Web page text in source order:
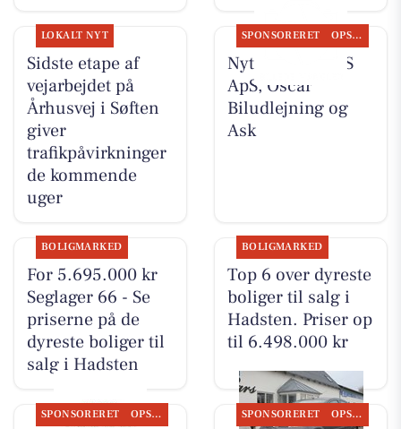
LOKALT NYT
Sidste etape af
vejarbejdet på
Århusvej i Søften
giver
trafikpåvirkninger
de kommende
uger
SPONSORERET OPSLAGSTAVLEN
Nyt fra TT CARS
ApS, Oscar
Biludlejning og
Ask
BOLIGMARKED
For 5.695.000 kr
Seglager 66 - Se
priserne på de
dyreste boliger til
salg i Hadsten
BOLIGMARKED
Top 6 over dyreste
boliger til salg i
Hadsten. Priser op
til 6.498.000 kr
SPONSORERET OPSLAGSTAVLEN SPONSORERET OPSLAGSTAVLEN